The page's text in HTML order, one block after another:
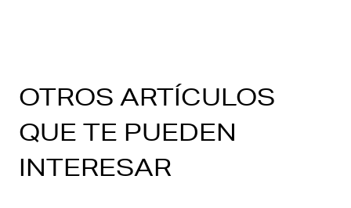
OTROS ARTÍCULOS
QUE TE PUEDEN
INTERESAR